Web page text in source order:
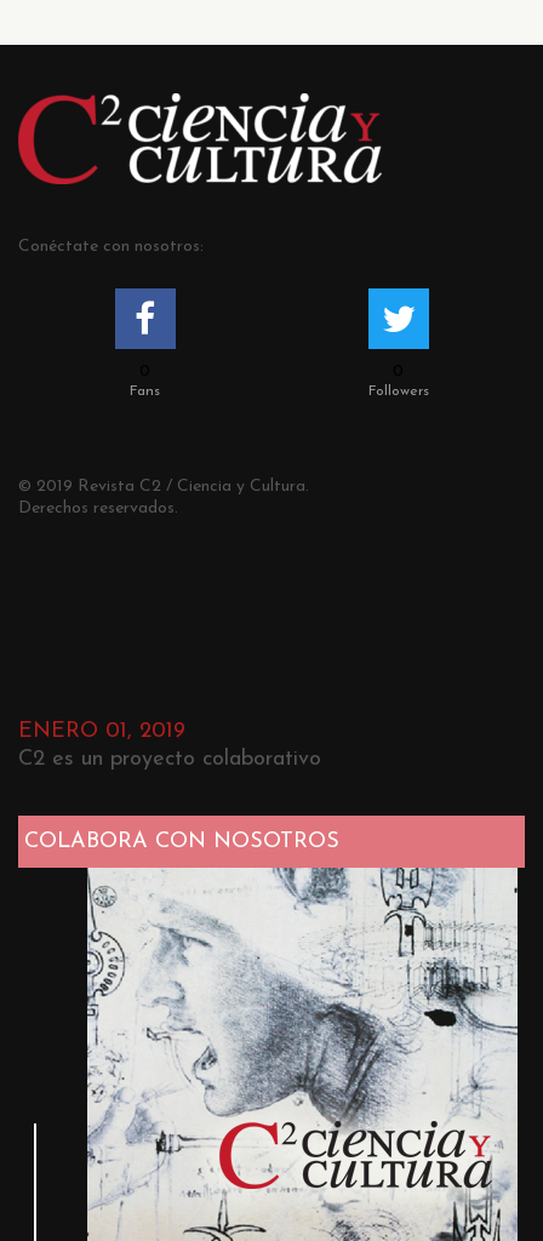
Conéctate con nosotros:
Fans Followers
© 2019 Revista C2 / Ciencia y Cultura.
Derechos reservados.
ENERO 01, 2019
C2 es un proyecto colaborativo
COLABORA CON NOSOTROS